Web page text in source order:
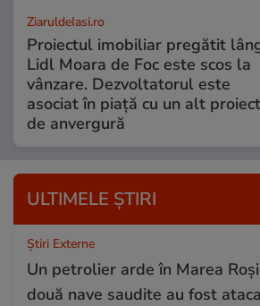
ZiaruldeIasi.ro
Proiectul imobiliar pregătit
Lidl Moara de Foc este scos la
vânzare. Dezvoltatorul este
asociat în piață cu un alt proiect
de anvergură
ULTIMELE ȘTIRI
Știri Externe
Un petrolier arde în Marea
două nave saudite au fost